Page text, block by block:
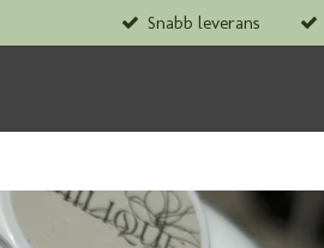
Snabb leverans